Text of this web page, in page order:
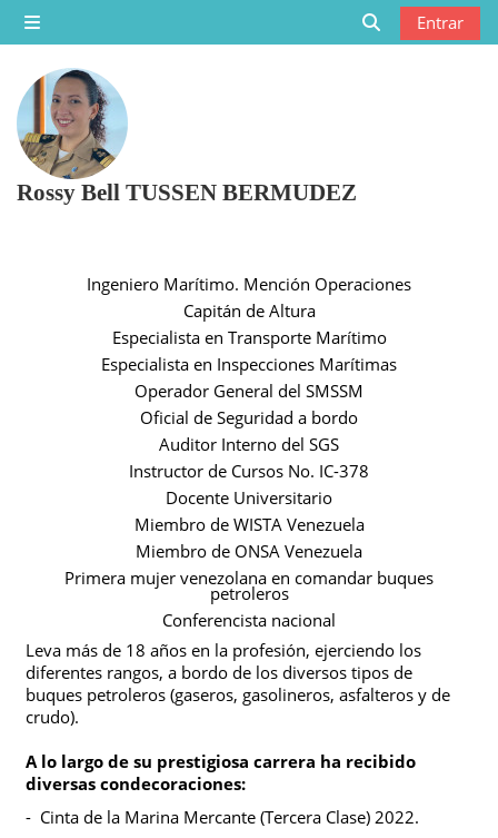
Saltar al contenido principal
Panel lateral
Selector de
Entrar
Rossy Bell TUSSEN BERMUDEZ
Ingeniero Marítimo. Mención Operaciones
Capitán de Altura
Especialista en Transporte Marítimo
Especialista en Inspecciones Marítimas
Operador General del SMSSM
Oficial de Seguridad a bordo
Auditor Interno del SGS
Instructor de Cursos No. IC-378
Docente Universitario
Miembro de WISTA Venezuela
Miembro de ONSA Venezuela
Primera mujer venezolana en comandar buques
petroleros
Conferencista nacional
Leva más de 18 años en la profesión, ejerciendo los
diferentes rangos, a bordo de los diversos tipos de
buques petroleros (gaseros, gasolineros, asfalteros y de
crudo).
A lo largo de su prestigiosa carrera ha recibido
diversas condecoraciones:
- Cinta de la Marina Mercante (Tercera Clase) 2022.